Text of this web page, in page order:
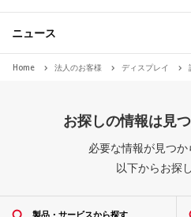
ニュース
Home 法人のお客様 ディスプレイ
お探しの情報は見
必要な情報が見つか
以下からお探
製品・サービスから探す